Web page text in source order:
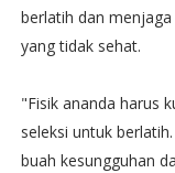
berlatih dan
yang tidak sehat.
"Fisik ananda harus
seleksi untuk
buah kesungguhan